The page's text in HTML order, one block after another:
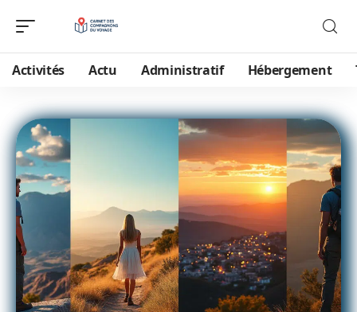
Activités Actu Administratif Hébergement